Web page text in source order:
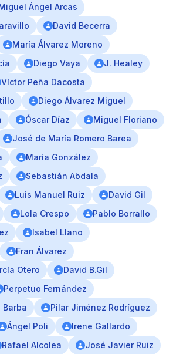
Ángel Arcas
David Becerra
María Álvarez Moreno
Diego Vaya
J. Healey
Víctor Peña Dacosta
Diego Álvarez Miguel
Óscar Díaz
Miguel Floriano
José de María Romero Barea
María González
Sebastián Abdala
Luis Manuel Ruiz
David Gil
Lola Crespo
Pablo Borrallo
Isabel Llano
Fran Álvarez
Otero
David B.Gil
Perpetuo Fernández
Barba
Pilar Jiménez Rodríguez
Ángel Poli
Irene Gallardo
Rafael Alcolea
José Javier Ruiz